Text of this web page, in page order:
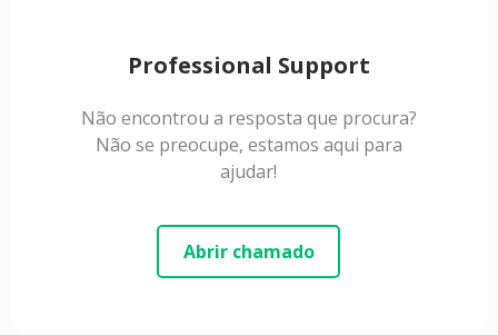
Professional Support
Não encontrou a resposta que procura?
Não se preocupe, estamos aqui para
ajudar!
Abrir chamado